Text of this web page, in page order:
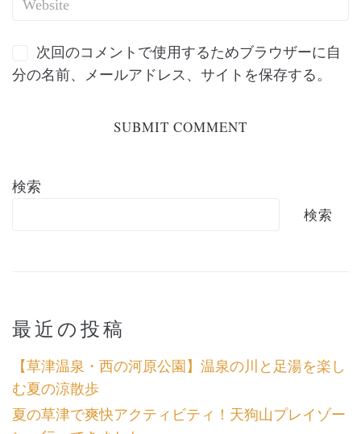
次回のコメントで使用するためブラウザーに自
分の名前、メールアドレス、サイトを保存する。
検索
検索
最近の投稿
【草津温泉・西の河原公園】温泉の川と足湯を楽し
む夏の涼散歩
夏の草津で爽快アクティビティ！天狗山プレイゾー